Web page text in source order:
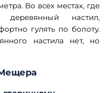
Во всех местах, где
настил,
гулять по болоту.
настила нет, но